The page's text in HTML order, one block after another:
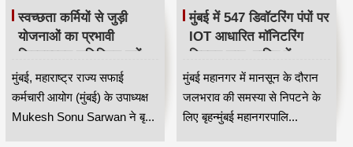
स्वच्छता कर्मियों से जुड़ी
योजनाओं का प्रभावी
क्रियान्वयन सुनिश्चित करें —
महाराष्ट्र राज्य सफाई
कर्मचारी आयोग के उपाध्यक्ष
मुकेश सोनू सरवान HKA
मुंबई, महाराष्ट्र राज्य सफाई
कर्मचारी आयोग (मुंबई) के उपाध्यक्ष
Mukesh Sonu Sarwan ने बृ...
मुंबई में 547 डिवॉटरिंग पंपों पर
IOT आधारित मॉनिटरिंग
सिस्टम लागू, बारिश में
जलभराव नियंत्रण होगा
अधिक प्रभावी
मुंबई महानगर में मानसून के दौरान
जलभराव की समस्या से निपटने के
लिए बृहन्मुंबई महानगरपालि...